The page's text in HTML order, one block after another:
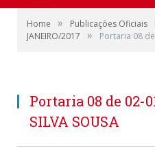
Home » Publicações Oficiais
JANEIRO/2017
» Portaria 08 de
Portaria 08 de 02-
SILVA SOUSA